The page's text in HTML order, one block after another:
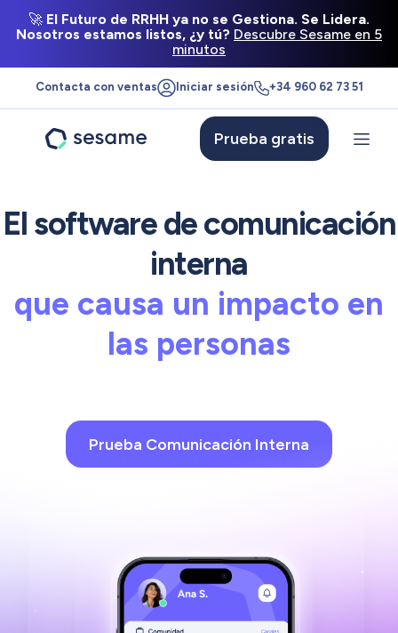
🚀 El Futuro de RRHH ya no se Gestiona. Se Lidera.
Nosotros estamos listos, ¿y tú? Descubre Sesame en 5
minutos
Contacta con ventas Iniciar sesión +34 960 62 73 51
Prueba gratis
El software de comunicación
interna
que crea cultura de
empresa
Prueba Comunicación Interna